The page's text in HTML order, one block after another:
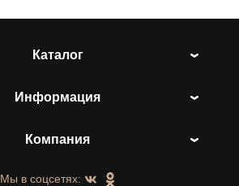
Каталог
Информация
Компания
Мы в соцсетях: